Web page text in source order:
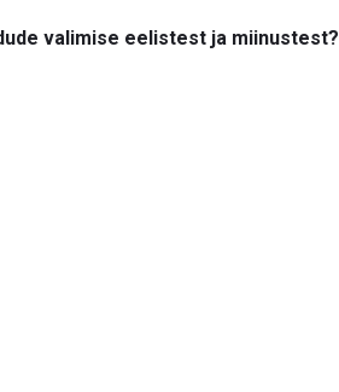
valimise eelistest ja miinustest?